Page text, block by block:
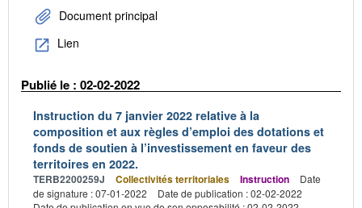
Document principal
Lien
Publié le : 02-02-2022
Instruction du 7 janvier 2022 relative à la
composition et aux règles d’emploi des dotations et
fonds de soutien à l’investissement en faveur des
territoires en 2022.
TERB2200259J Collectivités territoriales Instruction
Date
de signature : 07-01-2022
Date de publication : 02-02-2022